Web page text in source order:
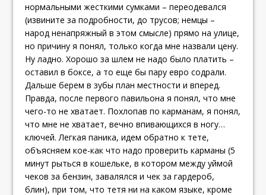
нормальными жесткими сумками – переодевался
(извините за подробности, до трусов; немцы –
народ ненапряжный в этом смысле) прямо на улице,
но причину я понял, только когда мне назвали цену.
Ну ладно. Хорошо за шлем не надо было платить –
оставил в боксе, а то еще бы пару евро содрали.
Дальше берем в зубы план местности и вперед.
Правда, после первого павильона я понял, что мне
чего-то не хватает. Похлопав по карманам, я понял,
что мне не хватает, вечно впивающихся в ногу…
ключей. Легкая паника, идем обратно к тете,
объясняем кое-как что надо проверить карманы (5
минут рыться в кошельке, в котором между уймой
чеков за бензин, завалялся и чек за гардероб,
блин), при том, что тетя ни на каком языке, кроме